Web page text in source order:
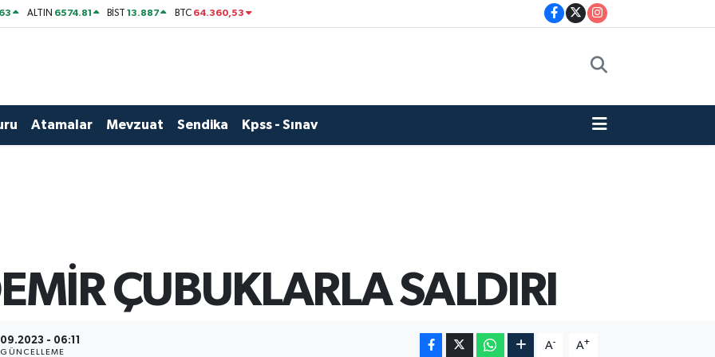
ALTIN 6574.81 BİST13.887 BTC 64.360,53
Atamalar Mevzuat Sendika Kpss - Sınav
ÇUBUKLARLA SALDIRI
- 06:11
GÜNCELLEME
A- A+